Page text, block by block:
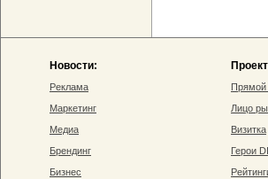
Новости:
Реклама
Маркетинг
Медиа
Брендинг
Бизнес
Лицо
Визитка
Герои